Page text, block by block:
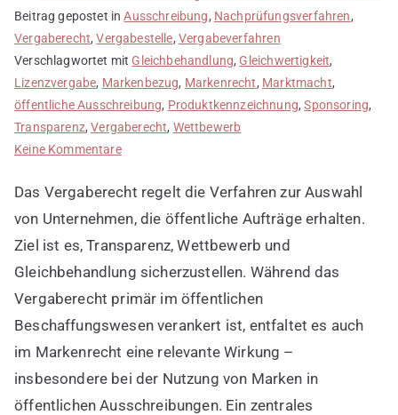
Beitrag gepostet inAusschreibung, Nachprüfungsverfahren,
Vergaberecht,Vergabestelle, Vergabeverfahren
Verschlagwortet mit Gleichbehandlung, Gleichwertigkeit,
Lizenzvergabe, Markenbezug, Markenrecht, Marktmacht,
öffentliche Ausschreibung, Produktkennzeichnung,Sponsoring,
Transparenz,Vergaberecht, Wettbewerb
Keine Kommentarezu
und
seine
Bedeutung
Markenrecht
Das Vergaberecht regelt die Verfahren zur Auswahl
von Unternehmen, die öffentliche Aufträge erhalten.
Ziel ist es, Transparenz, Wettbewerb und
Gleichbehandlung sicherzustellen. Während das
Vergaberecht primär im öffentlichen
Beschaffungswesen verankert ist, entfaltet es auch
im Markenrecht eine relevante Wirkung –
insbesondere bei der Nutzung von Marken in
öffentlichen Ausschreibungen. Ein zentrales